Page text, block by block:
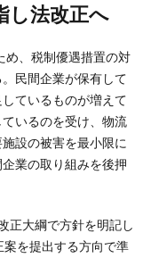
し法改正へ
め、税制優遇措置の対
民間企業が保有して
ているものが増えて
いるのを受け、物流
設の被害を最小限に
業の取り組みを後押
正大綱で方針を明記し
を提出する方向で準